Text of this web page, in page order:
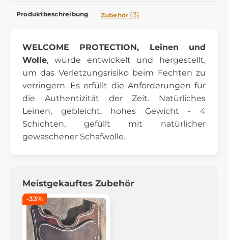
Produktbeschreibung Zubehör (3)
WELCOME PROTECTION, Leinen und
Wolle, wurde entwickelt und hergestellt,
um das Verletzungsrisiko beim Fechten zu
verringern. Es erfüllt die Anforderungen für
die Authentizität der Zeit. Natürliches
Leinen, gebleicht, hohes Gewicht - 4
Schichten, gefüllt mit natürlicher
gewaschener Schafwolle.
Meistgekauftes Zubehör
-33%